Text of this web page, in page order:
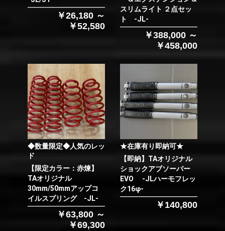
￥26,180 ～
￥52,580
スリムライト ２点セッ
ト -JL-
￥388,000 ～
￥458,000
◆数量限定◆人気のレッ
ド
【限定カラー：赤煉】
TAオリジナル
30mm/50mmアップコ
イルスプリング -JL-
￥63,800 ～
￥69,300
★在庫有り即納可★
【即納】TAオリジナル
ショックアブソーバー
EVO -JLハーモフレッ
ク16φ-
￥140,800